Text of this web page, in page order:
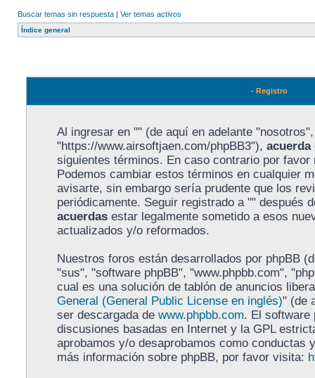
Buscar temas sin respuesta | Ver temas activos
Índice general
- Registro
Al ingresar en "" (de aquí en adelante
"https://www.airsoftjaen.com/phpBB3"), acuerda
siguientes términos. En caso contrario por
Podemos cambiar estos términos en cualquier
avisarte, sin embargo sería prudente que los
periódicamente. Seguir registrado a "" después
acuerdasestar legalmente sometido a esos
actualizados y/o reformados.
Nuestros foros están desarrollados por phpBB
"sus", "software phpBB", "www.phpbb.com",
cual es una solución de tablón de anuncios
General (General Public License en inglés)" (de
ser descargada de www.phpbb.com. El software
discusiones basadas en Internet y la GPL
aprobamos y/o desaprobamos como conductas
más información sobre phpBB, por favor visita: